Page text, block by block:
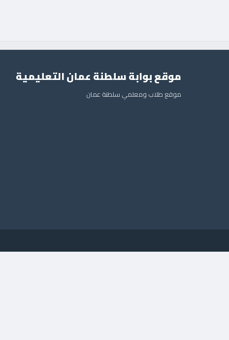
موقع بوابة سلطنة عمان التعليمية
موقع طلاب ومعلمي سلطنة عمان